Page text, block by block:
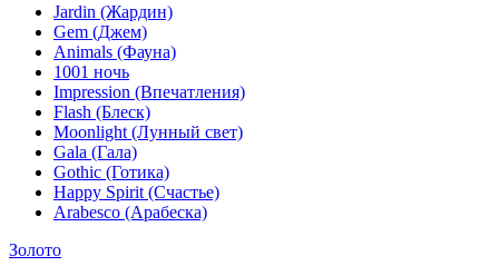
Jardin (Жардин)
Gem (Джем)
Animals (Фауна)
1001 ночь
Impression (Впечатления)
Flash (Блеск)
Moonlight (Лунный свет)
Gala (Гала)
Gothic (Готика)
Happy Spirit (Счастье)
Arabesco (Арабеска)
Золото